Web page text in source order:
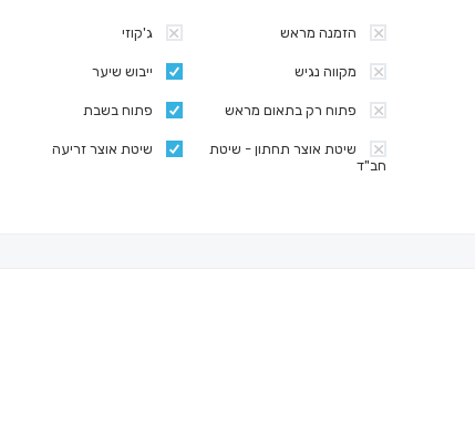
ג'קוזי הזמנה מראש
ייבוש שיער מקווה נגיש
פתוח בשבת פתוח רק בתאום מראש
שיטת אוצר זריעה
שיטת אוצר תחתון - שיטת
חב"ד